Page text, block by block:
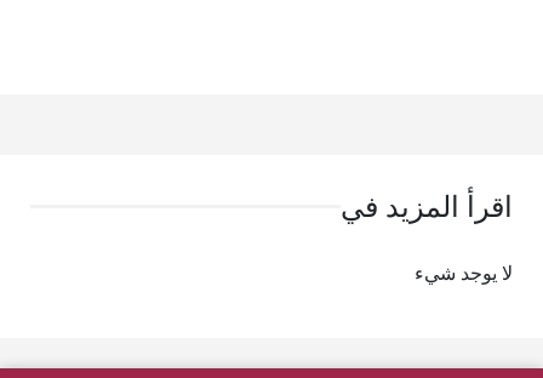
اقرأ المزيد في
لا يوجد شيء